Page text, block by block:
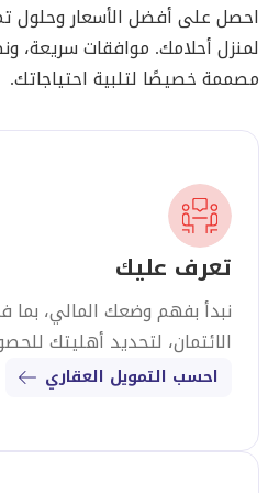
احصل على أفضل الأسعار
لمنزل أحلامك. موافقات سريعة،
مصممة خصيصًا لتلبية احتياجاتك.
تعرف عليك
نبدأ بفهم وضعك المالي،
الائتمان، لتحديد أهليتك
احسب التمويل العقاري